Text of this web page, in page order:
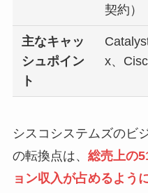
契約）
主なキャッ
シュポイン
ト
x、
シスコシステムズのビ
の転換点は、 総売上の
ョン収入が占めるよう